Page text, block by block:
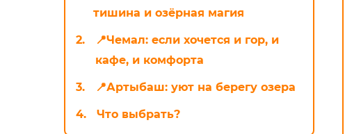
тишина и озёрная магия
2.
📍Чемал: если хочется и гор, и
кафе, и комфорта
3. 📍Артыбаш: уют на берегу озера
4. Что выбрать?